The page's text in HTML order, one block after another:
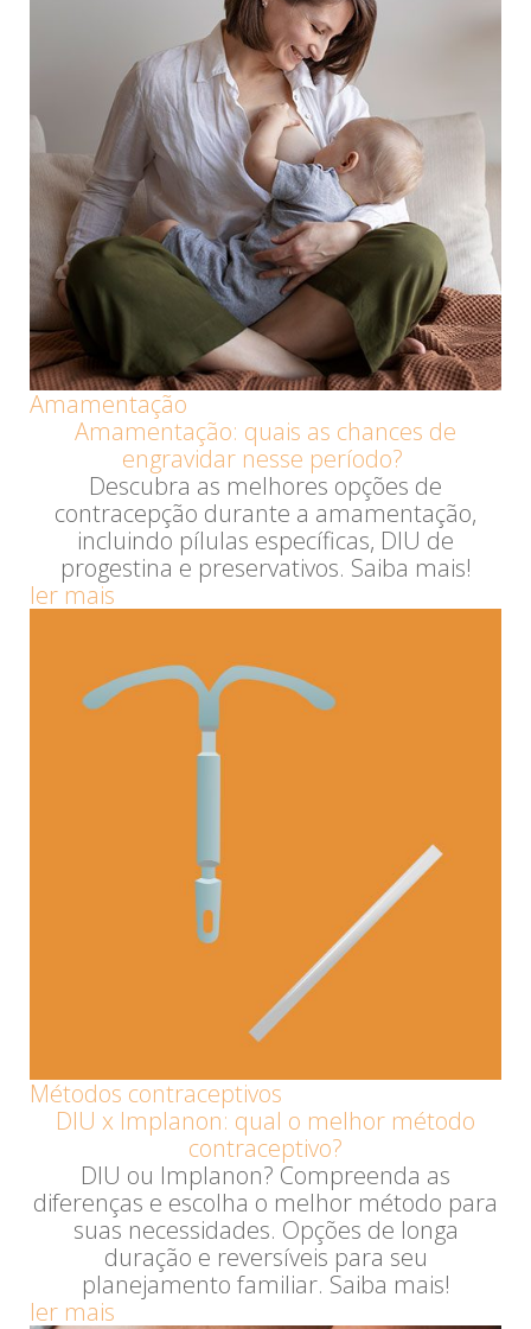
Amamentação
Amamentação: quais as chances de
engravidar nesse período?
Descubra as melhores opções de
contracepção durante a amamentação,
incluindo pílulas específicas, DIU de
progestina e preservativos. Saiba mais!
ler mais
Métodos contraceptivos
DIU x Implanon: qual o melhor método
contraceptivo?
DIU ou Implanon? Compreenda as
diferenças e escolha o melhor método para
suas necessidades. Opções de longa
duração e reversíveis para seu
planejamento familiar. Saiba mais!
ler mais